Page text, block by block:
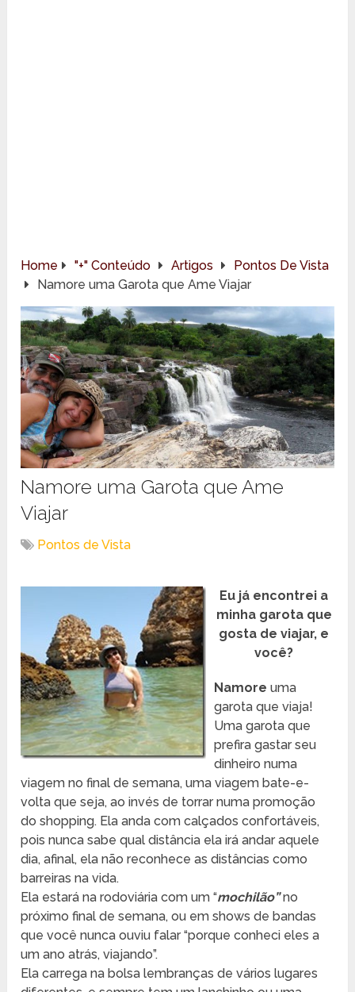
Home "+" Conteúdo Artigos
Pontos De Vista
Namore uma Garota que Ame Viajar
Namore uma Garota que Ame
Viajar
Pontos de Vista
Eu já encontrei a
minha garota que
gosta de viajar, e
você?
Namore uma
garota que viaja!
Uma garota que
prefira gastar seu
dinheiro numa
viagem no final de semana, uma viagem bate-e-
volta que seja, ao invés de torrar numa promoção
do shopping. Ela anda com calçados confortáveis,
pois nunca sabe qual distância ela irá andar aquele
dia, afinal, ela não reconhece as distâncias como
barreiras na vida.
Ela estará na rodoviária com um “mochilão”no
próximo final de semana, ou em shows de bandas
que você nunca ouviu falar “porque conheci eles a
um ano atrás, viajando”.
Ela carrega na bolsa lembranças de vários lugares